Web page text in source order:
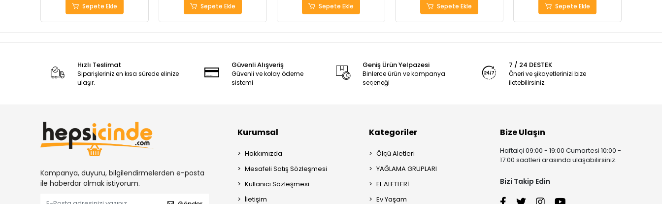
Sepete Ekle Sepete Ekle Sepete Ekle Sepete Ekle Sepete Ekle
Hızlı Teslimat
Siparişleriniz en kısa sürede elinize
ulaşır.
Güvenli Alışveriş
Güvenli ve kolay ödeme
sistemi
Geniş Ürün Yelpazesi
Binlerce ürün ve kampanya
seçeneği
7 / 24 DESTEK
Öneri ve şikayetlerinizi bize
iletebilirsiniz.
Kampanya, duyuru, bilgilendirmelerden e-posta
ile haberdar olmak istiyorum.
Kurumsal
Hakkımızda
Mesafeli Satış Sözleşmesi
Kullanıcı Sözleşmesi
İletişim
Kategoriler
Ölçü Aletleri
YAĞLAMA GRUPLARI
EL ALETLERİ
Ev Yaşam
Bize Ulaşın
Haftaiçi 09:00 - 19:00 Cumartesi 10:00 -
17:00 saatleri arasında ulaşabilirsiniz.
Bizi Takip Edin